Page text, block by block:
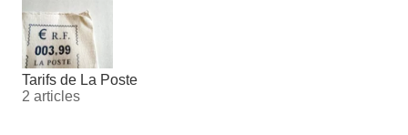
Tarifs de La Poste
2 articles